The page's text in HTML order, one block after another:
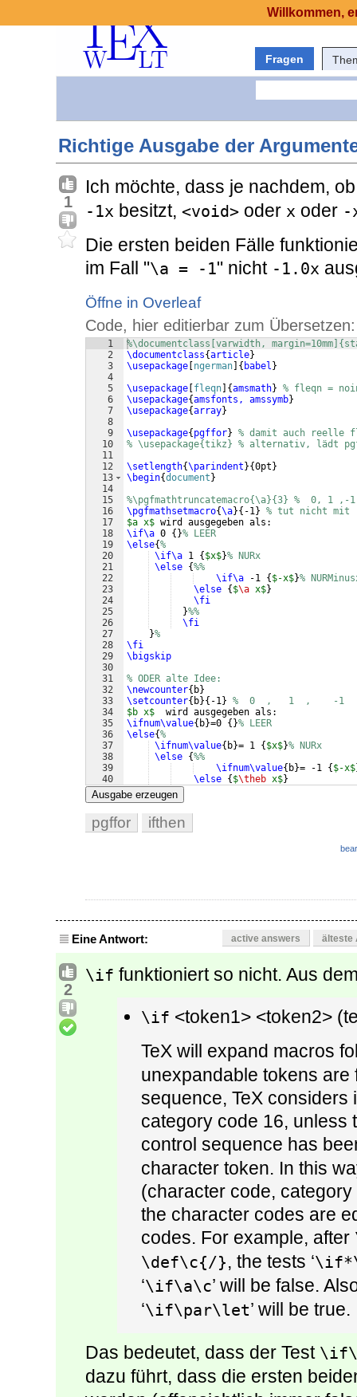
Fragen
Richtige Ausgabe der
1
Ich möchte, dass je nachdem,
-1x besitzt, <void> oder x oder -
Die ersten beiden Fälle
im Fall "\a = -1" nicht -1.0x
Öffne in Overleaf
Code, hier editierbar zum Übersetzen:
1
2
3
4
5
6
7
8
9
10
11
12
13
14
15
16
17
18
19
20
21
22
23
24
25
26
27
28
29
30
31
32
33
34
35
36
37
38
39
40
41
%\documentclass[varwidth,
\documentclass{article}
\usepackage ngerman { babel }
\usepackage fleqn {amsmath} % fleqn =
\usepackage{amsfonts, amssymb}
\usepackage{array}
\usepackage{ pgffor} % damit auch reelle
% \usepackage{tikz} % alternativ, lädt
\setlength{\parindent }{0pt }
\begin{document }
%\pgfmathtruncatemacro{\a}{3} %  0, 1
\pgfmathsetmacro{\a}{ -1} % tut nicht
$a x$ wird ausgegeben als:
\if\a 0 { }% LEER
\else{%
\if\a 1 { $x$}% NURx
\else {%%
\if\a -1 { $-x$}%
\else { $\a x$}
\fi
}%%
\fi
}%
\fi
\bigskip
% ODER alte Idee:
\newcounter{ b}
\setcounter{ b}{ -1} %  0  ,   1  ,    -1  ,
$b x$
  wird ausgegeben als:
\ifnum\value{ b}=0 { }% LEER
\else{%
\ifnum\value{ b}= 1 { $x$}% NURx
\else {%%
\ifnum\value{ b}= -1 { $-x$
\else { $\theb x$}
Ausgabe erzeugen
pgffor ifthen
Eine Antwort: active answers älteste
2
\if funktioniert so nicht. Aus
\if <token1> <token2>
TeX will expand macros
unexpandable tokens are
sequence, TeX
category code 16, unless
control sequence has
character token. In this
(character code,
the character codes are
codes. For example, after
\def\c{/}, the tests ‘
‘\if\a\c’ will be false.
‘\if\par\let’ will be true.
Das bedeutet, dass der Test
dazu führt, dass die ersten
Willkommen,